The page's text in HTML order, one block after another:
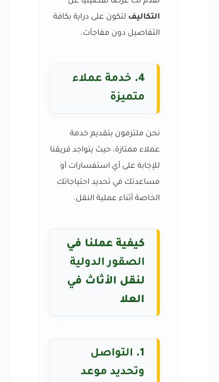
التكاليف لتكون على دراية بكافة
التفاصيل دون مفاجآت.
4.
خدمة عملاء
متميزة
نحن ملتزمون بتقديم خدمة
عملاء ممتازة، حيث يتواجد فريقنا
للإجابة على أي استفسارات أو
مساعدتك في تحديد احتياجاتك
الخاصة أثناء عملية النقل.
كيفية عملنا في
الصقور الدولية
لنقل الأثاث في
العلا
1.
التواصل
وتحديد موعد